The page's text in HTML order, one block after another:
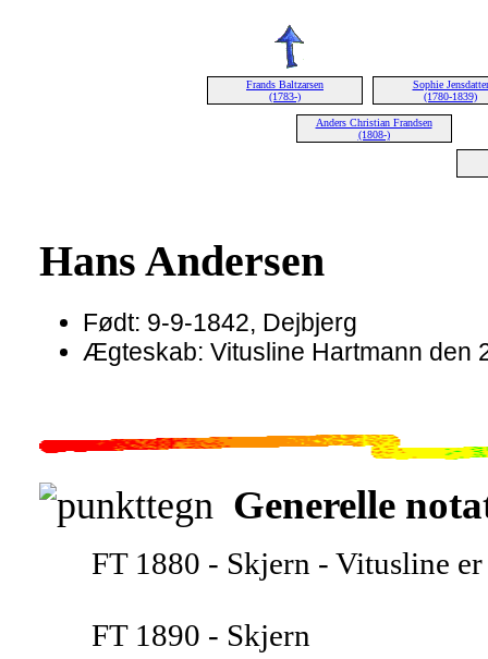
Frands Baltzarsen
(1783-)
Sophie Jensdatter
(1780-1839)
Anders Christian Frandsen
(1808-)
Hans Andersen
Født: 9-9-1842, Dejbjerg
Ægteskab: Vitusline Hartmann den
Generelle
FT 1880 - Skjern - Vitusline
FT 1890 - Skjern